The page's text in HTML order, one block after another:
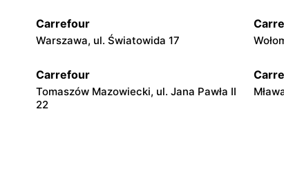
Carrefour
Warszawa, ul. Światowida 17
Carrefour
Tomaszów Mazowiecki, ul. Jana Pawła II
22